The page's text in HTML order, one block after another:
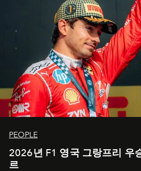
PEOPLE
2026년 F1 영국 그랑프리 우
르